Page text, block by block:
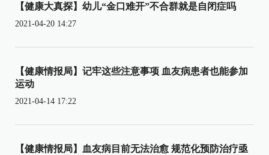
【健康大真探】幼儿“金口难开”不合群就是自闭症吗
2021-04-20 14:27
【健康情报局】记牢这些注意事项 血友病患者也能参加
运动
2021-04-14 17:22
【健康情报局】血友病目前无法治愈 规范化预防治疗亟